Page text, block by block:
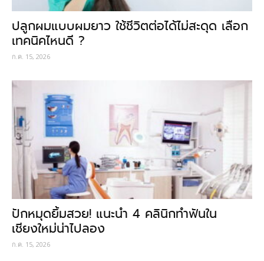
ปลูกผมแบบผมยาว ใช้ชีวิตต่อได้ไม่สะดุด เลือก
เทคนิคไหนดี ?
ก.ค. 15, 2026
ปักหมุดยิ้มสวย! แนะนำ 4 คลินิกทำฟันใน
เชียงใหม่น่าไปลอง
ก.ค. 15, 2026